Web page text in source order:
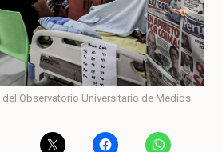
Observatorio Universitario de Medios